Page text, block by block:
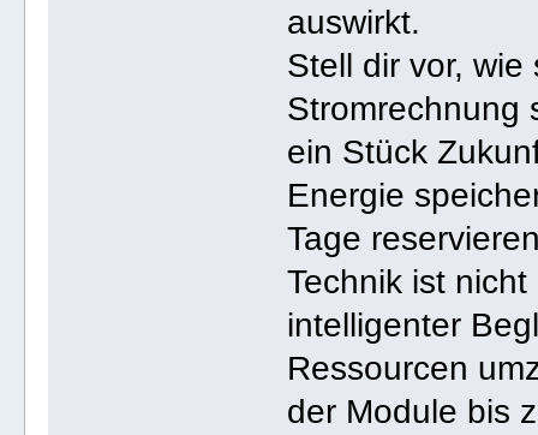
auswirkt.
Stell dir vor,
Stromrechnung
ein Stück
Energie
Tage
Technik ist
intelligenter
Ressourcen
der Module bis